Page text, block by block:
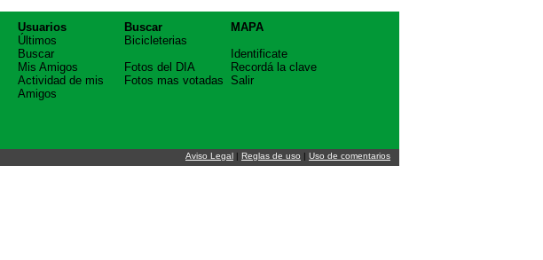
Usuarios
Últimos
Buscar
Mis Amigos
Actividad de mis
Amigos
Buscar
Bicicleterias
Fotos del DIA
Fotos mas votadas
MAPA
Identificate
Recordá la clave
Salir
Aviso Legal | Reglas de uso | Uso de comentarios